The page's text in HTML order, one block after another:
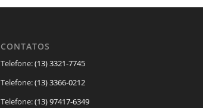
CONTATOS
Telefone:(13) 3321-7745
Telefone:(13) 3366-0212
Telefone:(13) 97417-6349